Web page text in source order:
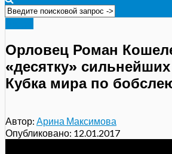
Орловец Роман
«десятку»
Кубка мира по
Автор: Арина Максимова
Опубликовано: 12.01.2017